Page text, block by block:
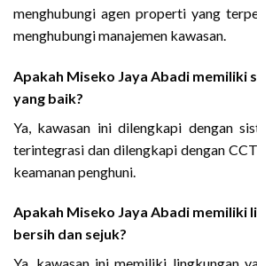
menghubungi agen properti yang
menghubungi manajemen kawasan.
Apakah Miseko Jaya Abadi memiliki
yang baik?
Ya, kawasan ini dilengkapi dengan
terintegrasi dan dilengkapi dengan
keamanan penghuni.
Apakah Miseko Jaya Abadi memiliki
bersih dan sejuk?